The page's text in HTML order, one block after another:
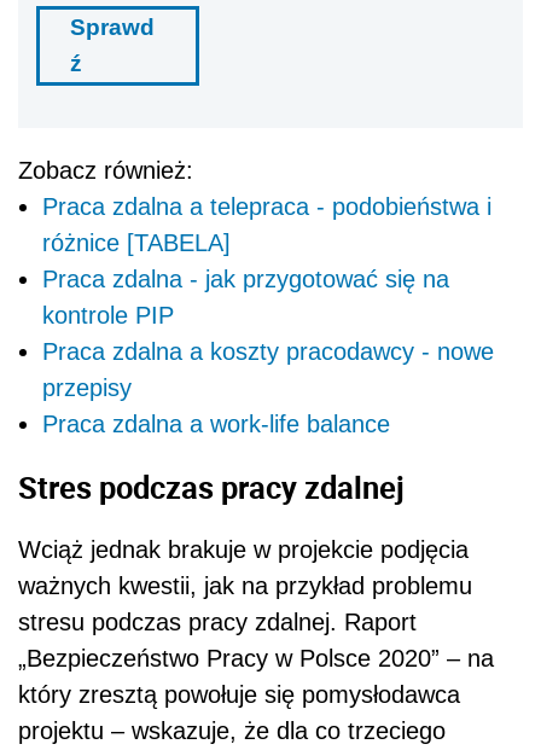
Sprawd
ź
Zobacz również:
Praca zdalna a telepraca - podobieństwa i
różnice [TABELA]
Praca zdalna - jak przygotować się na
kontrole PIP
Praca zdalna a koszty pracodawcy - nowe
przepisy
Praca zdalna a work-life balance
Stres podczas pracy zdalnej
Wciąż jednak brakuje w projekcie podjęcia
ważnych kwestii, jak na przykład problemu
stresu podczas pracy zdalnej. Raport
„Bezpieczeństwo Pracy w Polsce 2020” – na
który zresztą powołuje się pomysłodawca
projektu – wskazuje, że dla co trzeciego